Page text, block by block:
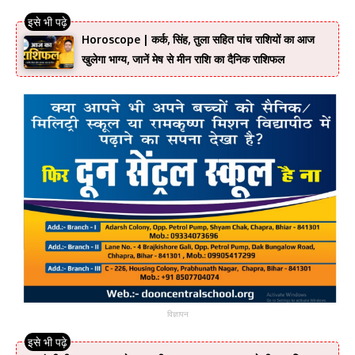
Horoscope | कर्क, सिंह, तुला सहित पांच राशियों का आज
खुलेगा भाग्य, जानें मेष से मीन राशि का दैनिक राशिफल
विज्ञापन